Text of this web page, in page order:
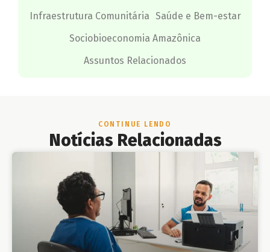
Infraestrutura Comunitária Saúde e Bem-estar
Sociobioeconomia Amazônica
Assuntos Relacionados
CONTINUE LENDO
Notícias Relacionadas